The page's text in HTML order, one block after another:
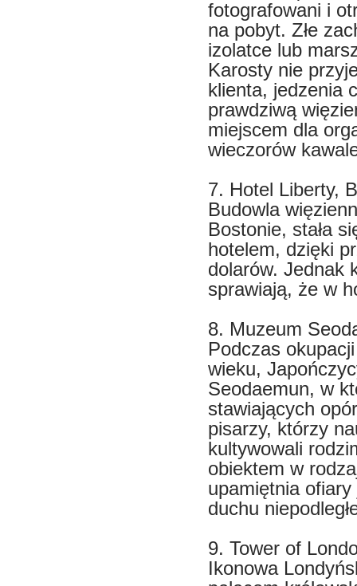
fotografowani i
na pobyt. Złe
izolatce lub
Karosty nie
klienta, jedzenia
prawdziwą
miejscem dla
wieczorów
7. Hotel Liberty,
Budowla
Bostonie, stała
hotelem, dzięki
dolarów. Jednak
sprawiają, że w
8. Muzeum
Podczas
wieku,
Seodaemun, w
stawiających
pisarzy, którzy
kultywowali
obiektem w
upamiętnia
duchu
9. Tower of
Ikonowa